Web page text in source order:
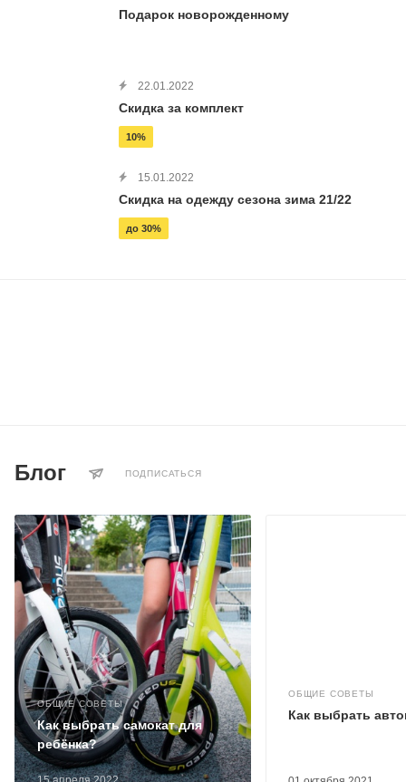
Подарок новорожденному
22.01.2022
Скидка за комплект
10%
15.01.2022
Скидка на одежду сезона зима 21/22
до 30%
Блог ПОДПИСАТЬСЯ
ОБЩИЕ СОВЕТЫ
Как выбрать самокат для
ребёнка?
ОБЩИЕ СОВЕТЫ
Как выбрать